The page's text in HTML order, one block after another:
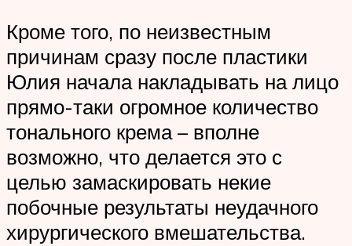
Кроме того, по неизвестным
причинам сразу после пластики
Юлия начала накладывать на лицо
прямо-таки огромное количество
тонального крема – вполне
возможно, что делается это с
целью замаскировать некие
побочные результаты неудачного
хирургического вмешательства.